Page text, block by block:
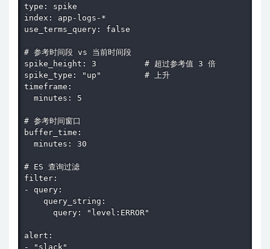
type: spike
index: app-logs-*
use_terms_query: false
# 参考时间段 vs 当前时间段
spike_height: 3          # 超过参考值 3 倍
spike_type: "up"         # 上升
timeframe:
  minutes: 5
# 参考时间窗口
buffer_time:
  minutes: 30
# ES 查询过滤
filter:
- query:
    query_string:
      query: "level:ERROR"
alert:
- "slack"